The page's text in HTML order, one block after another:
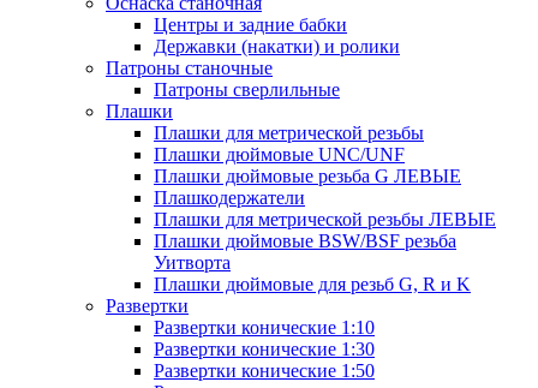
Центры и задние бабки
Державки (накатки) и ролики
Патроны станочные
Патроны сверлильные
Плашки
Плашки для метрической резьбы
Плашки дюймовые UNC/UNF
Плашки дюймовые резьба G ЛЕВЫЕ
Плашкодержатели
Плашки для метрической резьбы ЛЕВЫЕ
Плашки дюймовые BSW/BSF резьба
Уитворта
Плашки дюймовые для резьб G, R и K
Развертки
Развертки конические 1:10
Развертки конические 1:30
Развертки конические 1:50